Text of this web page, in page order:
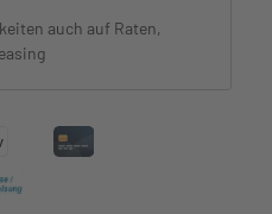
auch auf Raten,